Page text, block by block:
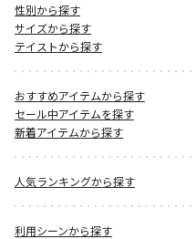
性別から探す
サイズから探す
テイストから探す
おすすめアイテムから探す
セール中アイテムを探す
新着アイテムから探す
人気ランキングから探す
利用シーンから探す